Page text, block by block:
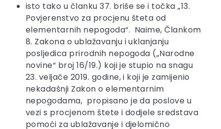
isto tako u članku 37. briše se i točka „13.
Povjerenstvo za procjenu šteta od
elementarnih nepogoda“. Naime, Člankom
8. Zakona o ublažavanju i uklanjanju
posljedica prirodnih nepogoda („Narodne
novine“ broj 16/19.) koji je stupio na snagu
23. veljače 2019. godine, i koji je zamijenio
nekadašnji Zakon o elementarnim
nepogodama, propisano je da poslove u
vezi s procjenom štete i dodjele sredstava
pomoći za ublažavanje i djelomično